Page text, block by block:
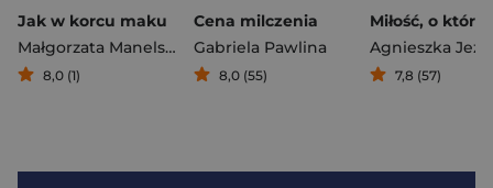
Jak w korcu maku
Małgorzata Manelska
8,0 (1)
Cena milczenia
Gabriela Pawlina
8,0 (55)
Agnieszka Jeż
7,8 (57)